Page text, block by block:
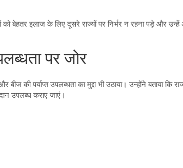
को बेहतर इलाज के लिए दूसरे राज्यों पर निर्भर न रहना पड़े और
पर जोर
पर्याप्त उपलब्धता का मुद्दा भी उठाया। उन्होंने बताया कि
उपलब्ध कराए जाएं।